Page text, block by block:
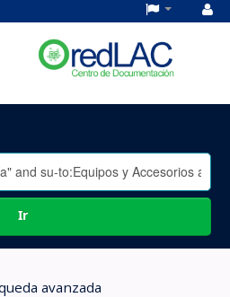
Ir
avanzada